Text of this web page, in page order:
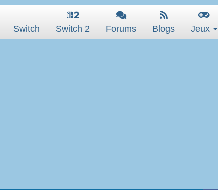
Switch Switch 2 Forums Blogs Jeux